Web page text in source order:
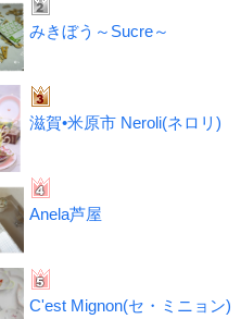
みきぼう～Sucre～
滋賀•米原市 Neroli(ネロリ)
Anela芦屋
C'est Mignon(セ・ミニョン)